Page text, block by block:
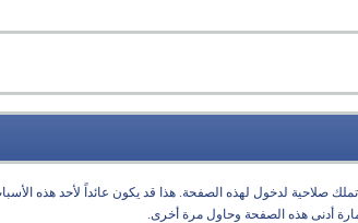
صلاحية لدخول لهذه الصفحة. هذا قد يكون عائداً لأحد هذه
أدنى هذه الصفحة وحاول مرة أخرى.